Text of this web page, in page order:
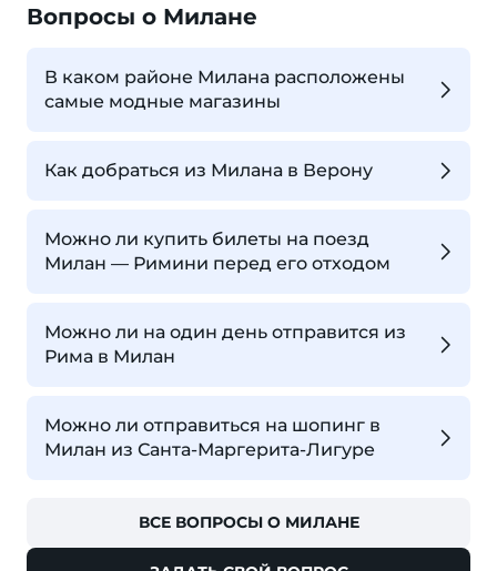
Вопросы о Милане
В каком районе Милана расположены
самые модные магазины
Как добраться из Милана в Верону
Можно ли купить билеты на поезд
Милан — Римини перед его отходом
Можно ли на один день отправится из
Рима в Милан
Можно ли отправиться на шопинг в
Милан из Санта-Маргерита-Лигуре
ВСЕ ВОПРОСЫ О МИЛАНЕ